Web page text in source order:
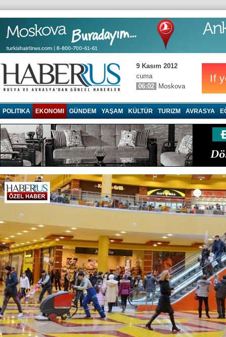
9 Kasım 2012
cuma
06:02
Moskova
POLITIKA EKONOMI GÜNDEM YAŞAM KÜLTÜR TURIZM AVRASYA